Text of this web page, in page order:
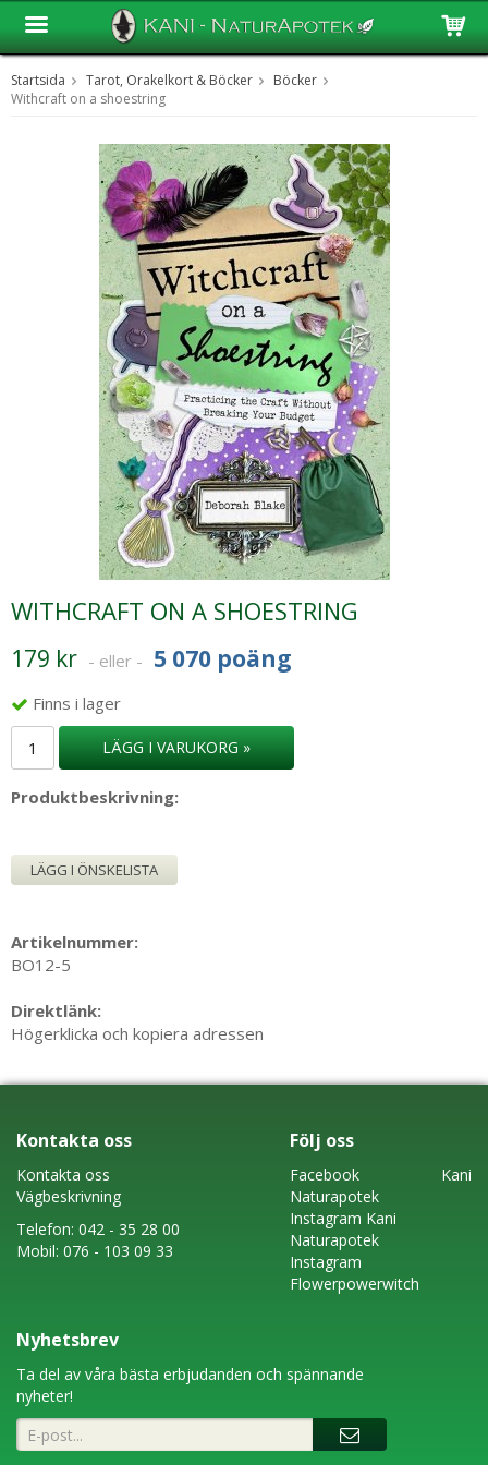
Produkten har blivit tillagd i varukorgen
Startsida Tarot, Orakelkort & Böcker
Böcker
Withcraft on a shoestring
WITHCRAFT ON A SHOESTRING
179 kr - eller - 5 070 poäng
Finns i lager
LÄGG I VARUKORG »
Produktbeskrivning:
LÄGG I ÖNSKELISTA
Artikelnummer:
BO12-5
Direktlänk:
Högerklicka och kopiera adressen
Kontakta oss
Kontakta oss
Vägbeskrivning
Telefon: 042 - 35 28 00
Mobil: 076 - 103 09 33
Följ oss
FacebookKani
Naturapotek
Instagram Kani
Naturapotek
Instagram
Flowerpowerwitch
Nyhetsbrev
Ta del av våra bästa erbjudanden och spännande
nyheter!